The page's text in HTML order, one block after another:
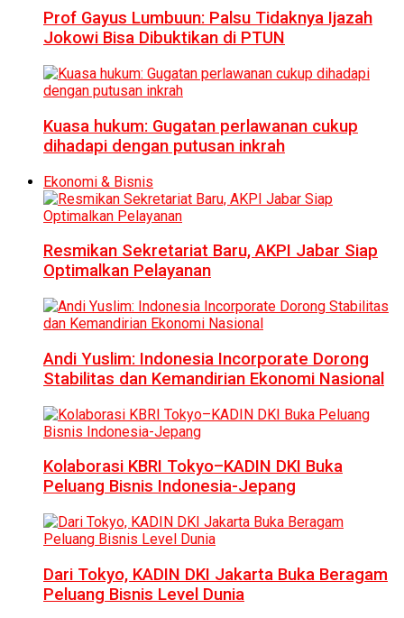
Prof Gayus Lumbuun: Palsu Tidaknya Ijazah
Jokowi Bisa Dibuktikan di PTUN
Kuasa hukum: Gugatan perlawanan cukup
dihadapi dengan putusan inkrah
Ekonomi & Bisnis
Resmikan Sekretariat Baru, AKPI Jabar Siap
Optimalkan Pelayanan
Andi Yuslim: Indonesia Incorporate Dorong
Stabilitas dan Kemandirian Ekonomi Nasional
Kolaborasi KBRI Tokyo–KADIN DKI Buka
Peluang Bisnis Indonesia-Jepang
Dari Tokyo, KADIN DKI Jakarta Buka Beragam
Peluang Bisnis Level Dunia